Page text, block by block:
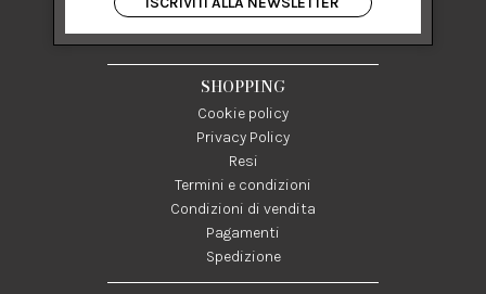
84122 Salerno Italia
P IVA 03024950655
SHOPPING
Cookie policy
Privacy Policy
Resi
Termini e condizioni
Condizioni di vendita
Pagamenti
Spedizione